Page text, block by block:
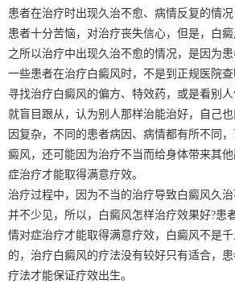
患者在治疗时出现久治不愈、病情反复的情
患者十分苦恼，对治疗丧失信心，但是，白癜
之所以治疗中出现久治不愈的情况，是因为患
一些患者在治疗白癜风时，不是到正规医院
寻找治疗白癜风的偏方、特效药，或是看别
就盲目跟从，认为别人那样治能治好，自己
因复杂，不同的患者病因、病情都有所不同
癜风，还可能因为治疗不当而给身体带来其
症治疗才能取得满意疗效。
治疗过程中，因为不当的治疗导致白癜风久
并不少见，所以，白癜风怎样治疗效果好?患
情对症治疗才能取得满意疗效，白癜风不是
的，治疗白癜风的疗法没有较好只有适合，
疗法才能保证疗效出生。